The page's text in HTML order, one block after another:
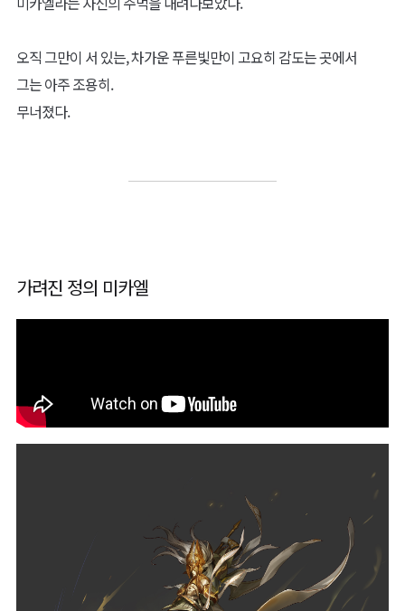
오직 그만이 서 있는, 차가운 푸른빛만이 고요히 감도는 곳에서
그는 아주 조용히.
무너졌다.
가려진 정의 미카엘